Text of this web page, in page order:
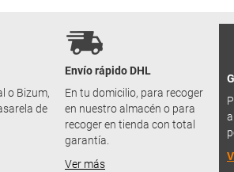
o Bizum,
de
Envío rápido DHL
En tu domicilio, para recoger
en nuestro almacén o para
recoger en tienda con total
garantía.
Ver más